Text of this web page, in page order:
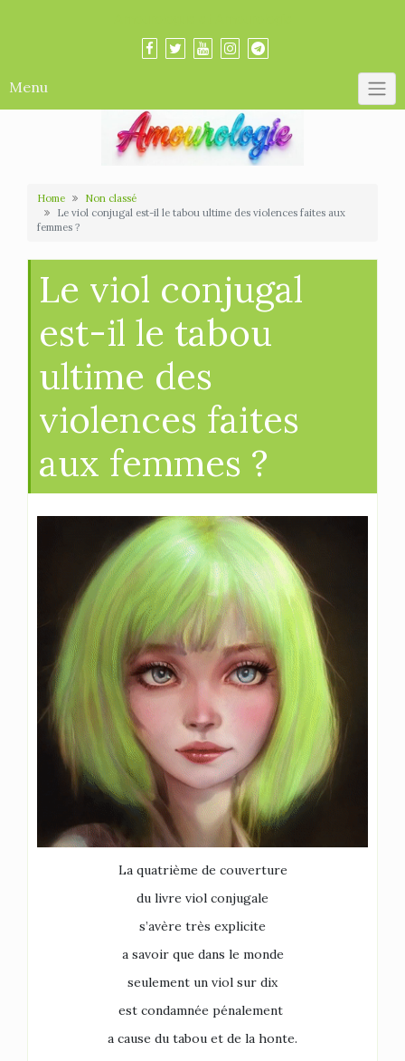
Menu
Home
Non classé
Le viol conjugal est-il le tabou ultime des violences faites aux
femmes ?
Le viol conjugal
est-il le tabou
ultime des
violences faites
aux femmes ?
La quatrième de couverture
du livre viol conjugale
s’avère très explicite
a savoir que dans le monde
seulement un viol sur dix
est condamnée pénalement
a cause du tabou et de la honte.